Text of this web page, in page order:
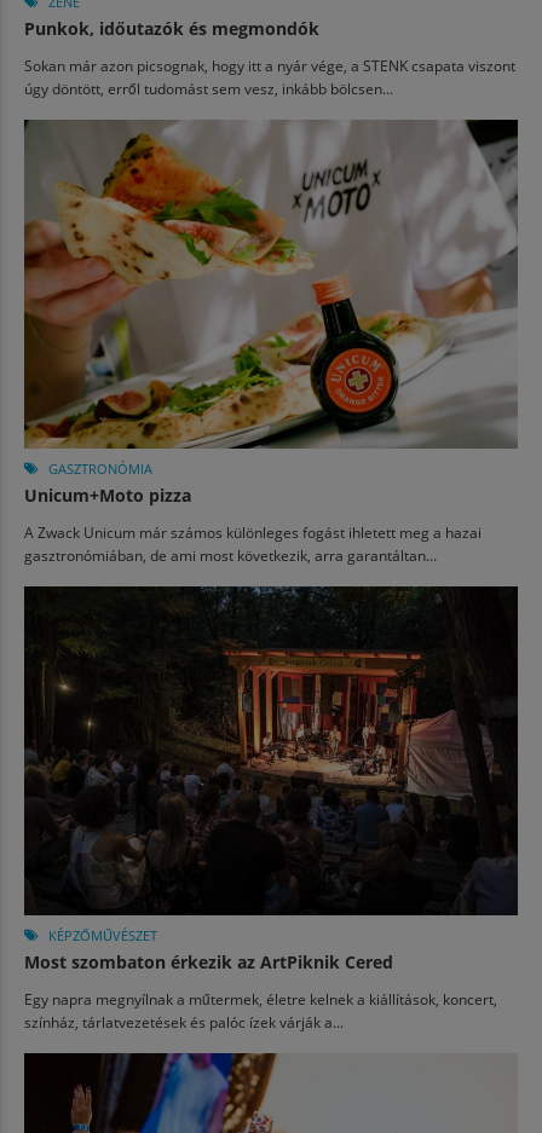
Punkok, időutazók és megmondók
Sokan már azon picsognak, hogy itt a nyár vége, a STENK csapata viszont
úgy döntött, erről tudomást sem vesz, inkább bölcsen...
GASZTRONÓMIA
Unicum+Moto pizza
A Zwack Unicum már számos különleges fogást ihletett meg a hazai
gasztronómiában, de ami most következik, arra garantáltan...
KÉPZŐMŰVÉSZET
Most szombaton érkezik az ArtPiknik Cered
Egy napra megnyílnak a műtermek, életre kelnek a kiállítások, koncert,
színház, tárlatvezetések és palóc ízek várják a...